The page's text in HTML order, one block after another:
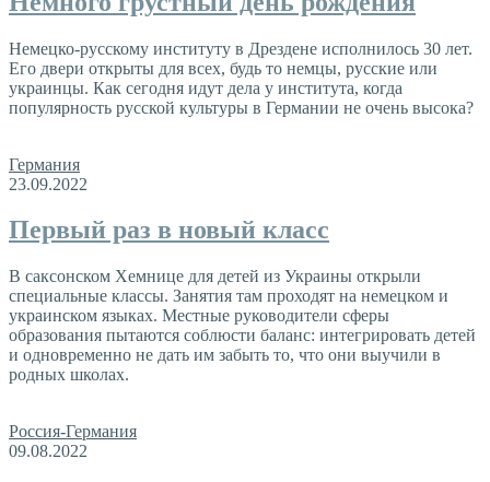
Немецко-русскому институту в Дрездене исполнилось 30 лет.
Его двери открыты для всех, будь то немцы, русские или
украинцы. Как сегодня идут дела у института, когда
популярность русской культуры в Германии не очень высока?
Германия
23.09.2022
Первый раз в новый класс
В саксонском Хемнице для детей из Украины открыли
специальные классы. Занятия там проходят на немецком и
украинском языках. Местные руководители сферы
образования пытаются соблюсти баланс: интегрировать детей
и одновременно не дать им забыть то, что они выучили в
родных школах.
Россия-Германия
09.08.2022